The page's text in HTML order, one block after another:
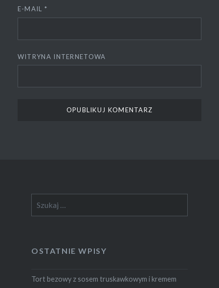
E-MAIL *
WITRYNA INTERNETOWA
OSTATNIE WPISY
Tort bezowy z sosem truskawkowym i kremem